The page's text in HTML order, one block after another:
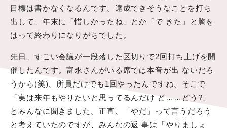
目標は書かなくなるんです。達成できそうなことを打ち
出して、年末に「惜しかったね」とか「で きた」と胸を
はって終わりになりがちでした。
先日、すごい会議が一段落した区切りで2回打ち上げを開
催したんです。富永さんがいる席では本音が出 ないだろ
うから(笑)、所員だけでも1回やったんですね。そこで
「実は来年もやりたいと思ってるんだけ ど……どう?」
とみんなに聞きました。正直、「やだ」って言うだろう
と考えていたのですが、みんなの返 事は「やりましょ